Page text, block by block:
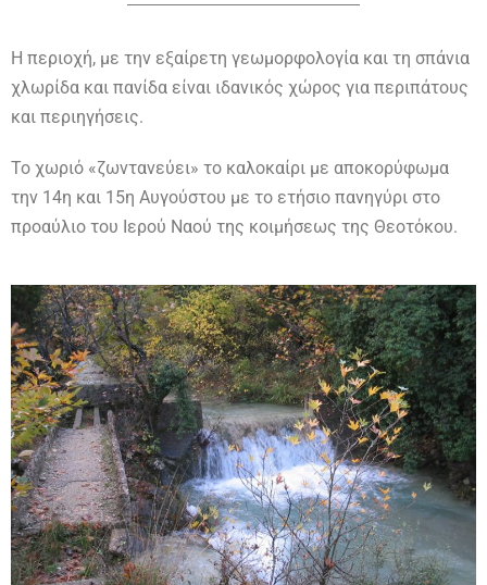
Η περιοχή, με την εξαίρετη γεωμορφολογία και τη σπάνια
χλωρίδα και πανίδα είναι ιδανικός χώρος για περιπάτους
και περιηγήσεις.
Το χωριό «ζωντανεύει» το καλοκαίρι με αποκορύφωμα
την 14η και 15η Αυγούστου με το ετήσιο πανηγύρι στο
προαύλιο του Ιερού Ναού της κοιμήσεως της Θεοτόκου.